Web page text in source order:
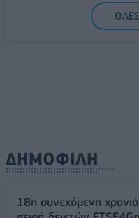
ΔΗΜΟΦΙΛΗ
18η συνεχόμενη